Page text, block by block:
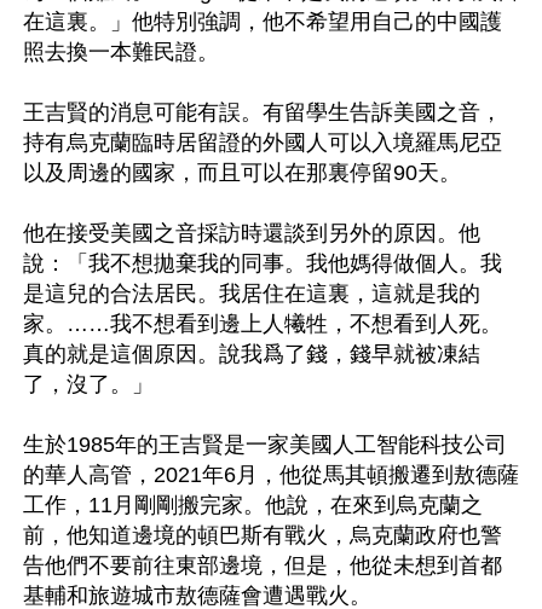
在這裏。」他特別強調，他不希望用自己的中國護
照去換一本難民證。
王吉賢的消息可能有誤。有留學生告訴美國之音，
持有烏克蘭臨時居留證的外國人可以入境羅馬尼亞
以及周邊的國家，而且可以在那裏停留90天。
他在接受美國之音採訪時還談到另外的原因。他
說：「我不想拋棄我的同事。我他媽得做個人。我
是這兒的合法居民。我居住在這裏，這就是我的
家。……我不想看到邊上人犧牲，不想看到人死。
真的就是這個原因。說我爲了錢，錢早就被凍結
了，沒了。」
生於1985年的王吉賢是一家美國人工智能科技公司
的華人高管，2021年6月，他從馬其頓搬遷到敖德薩
工作，11月剛剛搬完家。他說，在來到烏克蘭之
前，他知道邊境的頓巴斯有戰火，烏克蘭政府也警
告他們不要前往東部邊境，但是，他從未想到首都
基輔和旅遊城市敖德薩會遭遇戰火。